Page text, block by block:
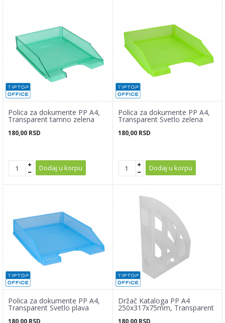
Polica za dokumente PP A4,
Transparent tamno zelena
180,00 RSD
Dodaj u korpu
Polica za dokumente PP A4,
Transparent Svetlo zelena
180,00 RSD
Dodaj u korpu
Polica za dokumente PP A4,
Transparent Svetlo plava
180,00 RSD
Držač Kataloga PP A4
250x317x75mm, Transparent
180,00 RSD